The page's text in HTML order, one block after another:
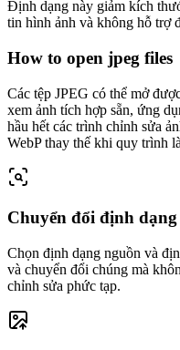
Định dạng này giảm kích
tin hình ảnh và không hỗ trợ
How to open jpeg files
Các tệp JPEG có thể mở
xem ảnh tích hợp sẵn, ứng
hầu hết các trình chỉnh sửa
WebP thay thế khi quy trình
Chuyển đổi định
Chọn định dạng nguồn và
và chuyển đổi chúng mà
chỉnh sửa phức tạp.